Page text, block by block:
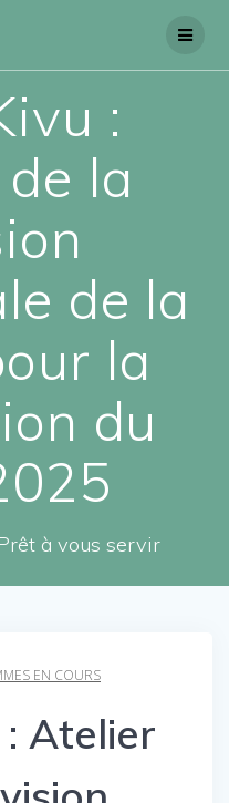
:
la
de la
la
du
à vous servir
EN COURS
Atelier